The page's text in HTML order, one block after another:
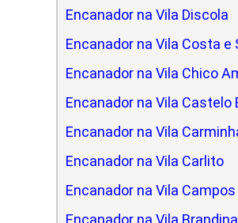
Encanador na Vila Discola
Encanador na Vila Costa e
Encanador na Vila Chico
Encanador na Vila Castelo
Encanador na Vila
Encanador na Vila Carlito
Encanador na Vila
Encanador na Vila Brandina